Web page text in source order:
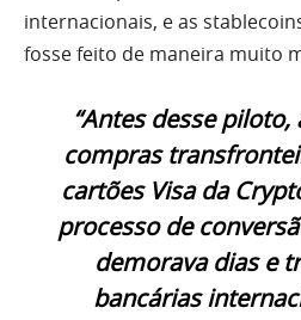
internacionais, e as
fosse feito de maneira muito
“Antes desse
compras
cartões Visa da
processo de
demorava dias e
bancárias